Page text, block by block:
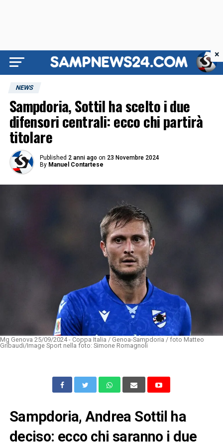
NEWS
Sampdoria, Sottil ha scelto i due
difensori centrali: ecco chi partirà
titolare
Published 2 anni ago on 23 Novembre 2024
By Manuel Contartese
Mg Genova 25/09/2024 - Coppa Italia / Genoa-Sampdoria / foto Matteo
Gribaudi/Image Sport nella foto: Simone Romagnoli
Sampdoria, Andrea Sottil ha
deciso: ecco chi saranno i due
×